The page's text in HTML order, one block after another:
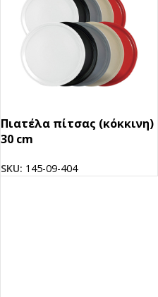
Πιατέλα πίτσας (κόκκινη)
30 cm
SKU: 145-09-404